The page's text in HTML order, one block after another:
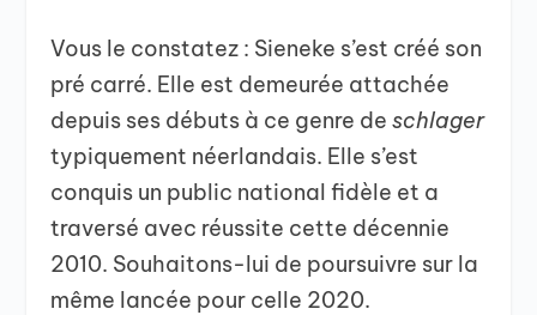
Vous le constatez : Sieneke s’est créé son
pré carré. Elle est demeurée attachée
depuis ses débuts à ce genre deschlager
typiquement néerlandais. Elle s’est
conquis un public national fidèle et a
traversé avec réussite cette décennie
2010. Souhaitons-lui de poursuivre sur la
même lancée pour celle 2020.